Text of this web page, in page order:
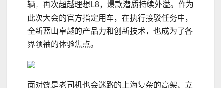
辆，再次超越理想L8，爆款潜质持续外溢。作为
此次大会的官方指定用车，在执行接驳任务中，
全新蓝山卓越的产品力和创新技术，也成为了各
界领袖的体验焦点。
面对饶是老司机也会迷路的上海复杂的高架、立